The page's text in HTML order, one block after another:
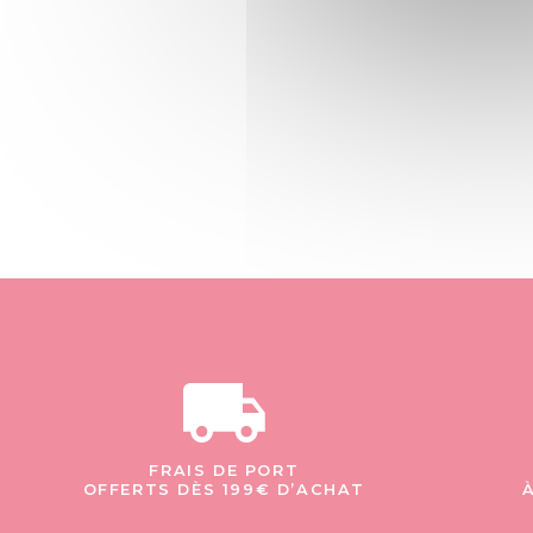
FRAIS DE PORT
OFFERTS DÈS 199€ D’ACHAT